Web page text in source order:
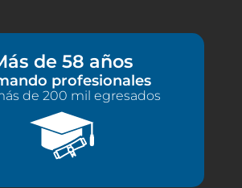
de 58 años
profesionales
de 200 mil egresados